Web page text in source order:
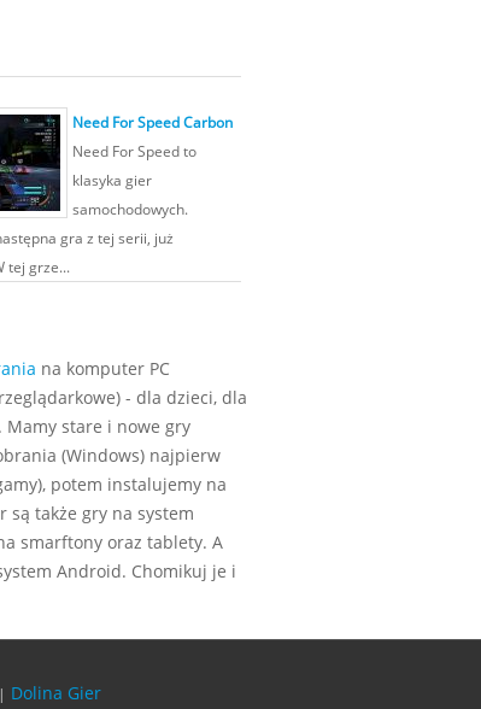
Need For Speed Carbon
Need For Speed to
klasyka gier
samochodowych.
gra z tej serii, już
tej grze...
na komputer PC
- dla dzieci, dla
Mamy stare i nowe gry
(Windows) najpierw
potem instalujemy na
są także gry na system
smarftony oraz tablety. A
Android. Chomikuj je i
| Dolina Gier